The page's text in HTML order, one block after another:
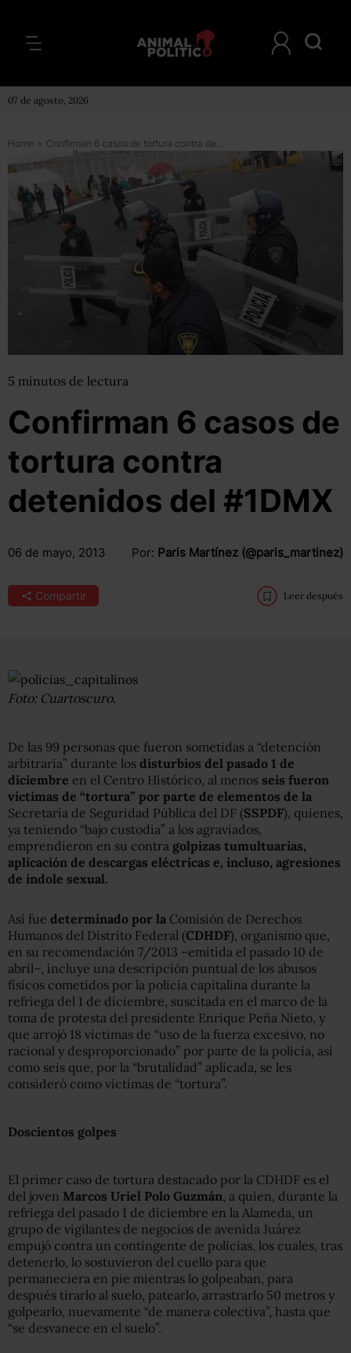
07 de agosto, 2026
Home > Confirman 6 casos de tortura contra detenidos del #1DMX
5 minutos de lectura
Confirman 6 casos de
tortura contra
detenidos del #1DMX
06 de mayo, 2013 Por: Paris Martínez (@paris_martinez)
Compartir Leer después
Foto: Cuartoscuro.
De las 99 personas que fueron sometidas a “detención
arbitraria” durante los disturbios del pasado 1 de
diciembre en el Centro Histórico, al menos seis fueron
víctimas de “tortura” por parte de elementos de la
Secretaría de Seguridad Pública del DF (SSPDF), quienes,
ya teniendo “bajo custodia” a los agraviados,
emprendieron en su contra golpizas tumultuarias,
aplicación de descargas eléctricas e, incluso, agresiones
de índole sexual.
Así fue determinado por la Comisión de Derechos
Humanos del Distrito Federal (CDHDF), organismo que,
en su recomendación 7/2013 –emitida el pasado 10 de
abril–, incluye una descripción puntual de los abusos
físicos cometidos por la policía capitalina durante la
refriega del 1 de diciembre, suscitada en el marco de la
toma de protesta del presidente Enrique Peña Nieto, y
que arrojó 18 víctimas de “uso de la fuerza excesivo, no
racional y desproporcionado” por parte de la policía, así
como seis que, por la “brutalidad” aplicada, se les
consideró como víctimas de “tortura”.
Doscientos golpes
El primer caso de tortura destacado por la CDHDF es el
del joven Marcos Uriel Polo Guzmán, a quien, durante la
refriega del pasado 1 de diciembre en la Alameda, un
grupo de vigilantes de negocios de avenida Juárez
empujó contra un contingente de policías, los cuales, tras
detenerlo, lo sostuvieron del cuello para que
permaneciera en pie mientras lo golpeaban, para
después tirarlo al suelo, patearlo, arrastrarlo 50 metros y
golpearlo, nuevamente “de manera colectiva”, hasta que
“se desvanece en el suelo”.